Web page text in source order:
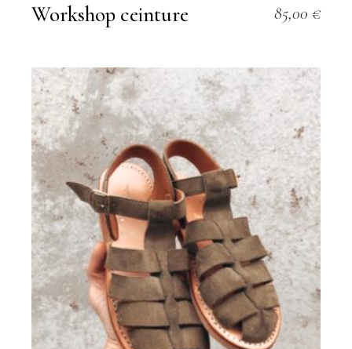
Workshop ceinture 85,00 €